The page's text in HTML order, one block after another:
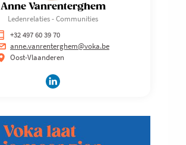
Anne Vanrenterghem
Ledenrelaties - Communities
+32 497 60 39 70
anne.vanrenterghem@voka.be
Oost-Vlaanderen